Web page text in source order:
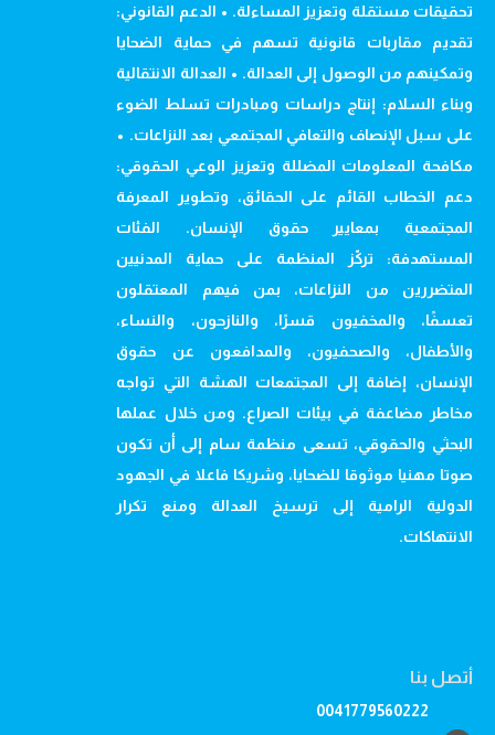
تحقيقات مستقلة وتعزيز المساءلة. • الدعم القانوني:
تقديم مقاربات قانونية تسهم في حماية الضحايا
وتمكينهم من الوصول إلى العدالة. • العدالة الانتقالية
وبناء السلام: إنتاج دراسات ومبادرات تسلط الضوء
على سبل الإنصاف والتعافي المجتمعي بعد النزاعات. •
مكافحة المعلومات المضللة وتعزيز الوعي الحقوقي:
دعم الخطاب القائم على الحقائق، وتطوير المعرفة
المجتمعية بمعايير حقوق الإنسان. الفئات
المستهدفة: تركّز المنظمة على حماية المدنيين
المتضررين من النزاعات، بمن فيهم المعتقلون
تعسفًا، والمخفيون قسرًا، والنازحون، والنساء،
والأطفال، والصحفيون، والمدافعون عن حقوق
الإنسان، إضافة إلى المجتمعات الهشة التي تواجه
مخاطر مضاعفة في بيئات الصراع. ومن خلال عملها
البحثي والحقوقي، تسعى منظمة سام إلى أن تكون
صوتا مهنيا موثوقا للضحايا، وشريكا فاعلا في الجهود
الدولية الرامية إلى ترسيخ العدالة ومنع تكرار
الانتهاكات.
أتصل بنا
0041779560222